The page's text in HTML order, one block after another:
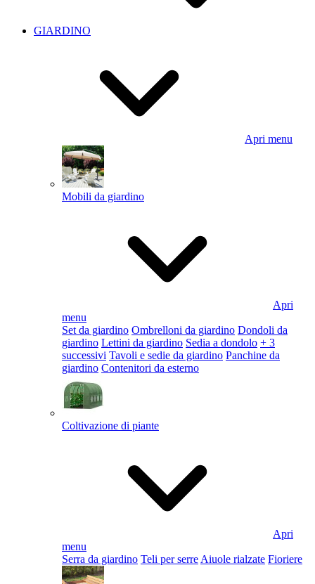
GIARDINO
Apri menu
Mobili da giardino
Apri
menu
Set da giardino Ombrelloni da giardino Dondoli da
giardino Lettini da giardino Sedia a dondolo + 3
successivi Tavoli e sedie da giardino Panchine da
giardino Contenitori da esterno
Coltivazione di piante
Apri
menu
Serra da giardino Teli per serre Aiuole rialzate Fioriere